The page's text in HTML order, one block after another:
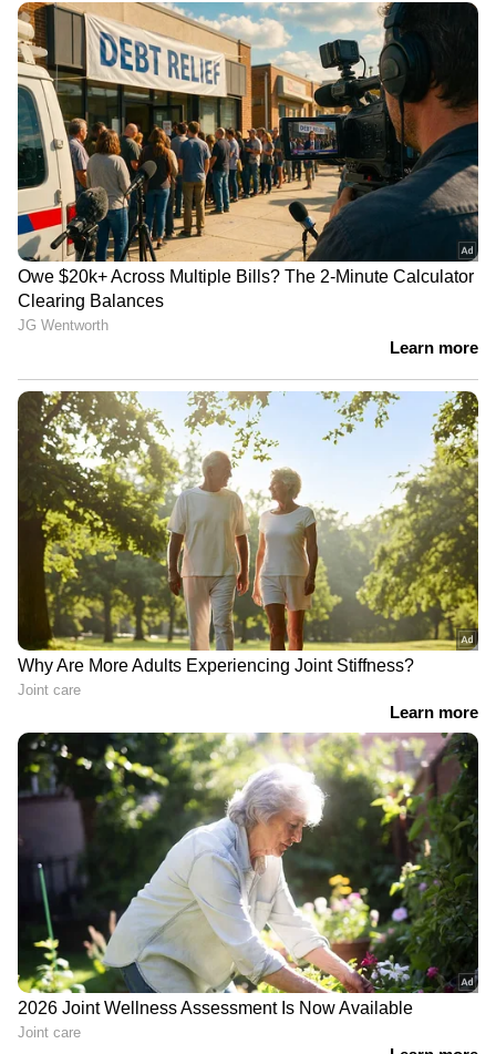
വിവരമൊക്കെ അറിഞ്ഞ് പല കോണില്‍ നിന്നും
ആളുകൾ‌ ചികിത്സ സഹായവും മറ്റും ചോദിച്ച്
എന്നെ വിളിക്കാറുണ്ട്. പക്ഷെ അവരെ
സാമ്പത്തികമായി സഹായിക്കാനുള്ള വരുമാനം
എനിക്കില്ല. അക്കാര്യം ഞാൻ അവർ
വിളിക്കുമ്പോൾ തന്നെ പറയും. ഞാനും
കഷ്ടപ്പെടുന്നയാളാണ്. ചില സമയങ്ങളിൽ ഒരു
നേരം വീട്ടിൽ ഭക്ഷണം വയ്ക്കാനുള്ള പൈസ
പോലും കയ്യിൽ കാണില്ല. ആ സമയത്തും
ഞാൻ സൗജന്യമായി കാൻസർ രോ​ഗികളുമായി
തിരുവനന്തപുരം ആർസിസിയിലേക്ക് ഓട്ടം
കുറെ കാര്യങ്ങളുണ്ട് ഇവിടെ. അതുകൊണ്ടാണ്
നിർധനരായിട്ടള്ളവർ അവരുടെ കഥ
പറയുമ്പോൾ ‍ഞാൻ അവരെ സഹായിക്കുന്നത്.
എനിക്ക് സ്വന്തമായി വീടില്ല. മാമനൊപ്പമാണ്
താമസിക്കുന്നത്. അച്ഛൻ ചെറുപ്പത്തിൽ
‌ഉപേക്ഷിച്ച് പോയി. എന്നെ കുറിച്ച് വന്നൊരു
ഫീച്ചർ കണ്ടിട്ടാണ് മണിച്ചേട്ടൻ എന്നെ
സഹായിക്കാനെത്തിയത്', എന്നും രേവത്
പറയുന്നു.
‘മേലേ പടിഞ്ഞാറ് സൂര്യന്‍..താനെ മറയുന്ന
സൂര്യന്‍..’; ഓര്‍മയിൽ ഒളിമങ്ങാതെ
കലാഭവന്‍ മണി
LATEST VIDEOS